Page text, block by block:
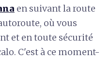
en suivant la route
où vous
et en toute sécurité
C'est à ce moment-